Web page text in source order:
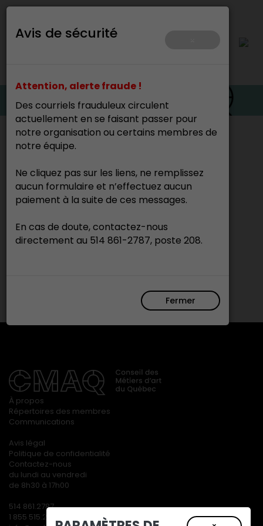
Avis de sécurité
Attention, alerte fraude !
Des courriels frauduleux circulent
actuellement en se faisant passer pour
notre organisation ou certains membres de
notre équipe.
Ne cliquez pas sur les liens, ne remplissez
aucun formulaire et n’effectuez aucun
paiement à la suite de ces messages.
En cas de doute, contactez-nous
directement au 514 861-2787, poste 208.
Fermer
Accueil>
Cette page n’existe pas.
À propos
Répertoires des membres
Communications
Avis légal
Politique de confidentialité
Contactez-nous
du lundi au vendredi
de 8h30 à 17h00
514 861.2787
1 855 515.2787